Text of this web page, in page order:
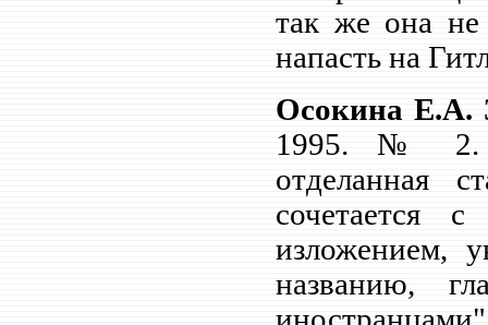
так же она не
напасть на
Осокина Е.А.
1995. №
отделанная
сочетается
изложением,
названию,